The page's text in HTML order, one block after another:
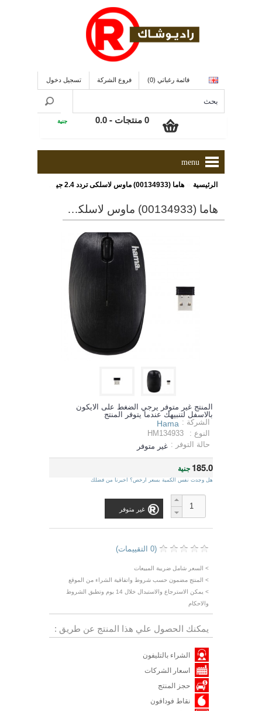
قائمة رغباتي (0) فروع الشركة تسجيل دخول
0 منتجات - 0.0 جنية
menu
الرئيسية هاما (00134933) ماوس لاسلكى تردد 2.4 جيجا هرتز ذو لون أسود
هاما (00134933) ماوس لاسلكى تردد 2.4 جيجا هرتز ذو لون أسود
المنتج غير متوفر يرجي الضغط على الايكون
بالاسفل لتنبيهك عندما يتوفر المنتج
الشركة : Hama
النوع :
HM134933
حالة التوفر : غير متوفر
185.0 جنية
هل وجدت نفس الكمية بسعر ارخص؟ اخبرنا من فضلك
غير متوفر
(0 التقييمات)
> السعر شامل ضريبة المبيعات
> المنتج مضمون حسب شروط واتفاقية الشراء من الموقع
> يمكن الاسترجاع والاستبدال خلال 14 يوم وتطبق الشروط
والاحكام
يمكنك الحصول علي هذا المنتج عن طريق :
الشراء بالتليفون
اسعار الشركات
حجز المنتج
نقاط فودافون